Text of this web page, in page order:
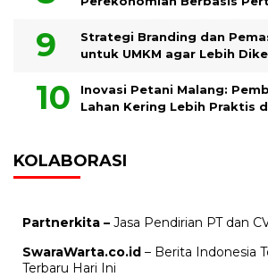
Strategi Branding dan
untuk UMKM agar Lebih
Inovasi Petani Malang:
Lahan Kering Lebih Praktis
KOLABORASI
Partnerkita – Jasa Pendirian PT dan
SwaraWarta.co.id – Berita Indonesia
Terbaru Hari Ini